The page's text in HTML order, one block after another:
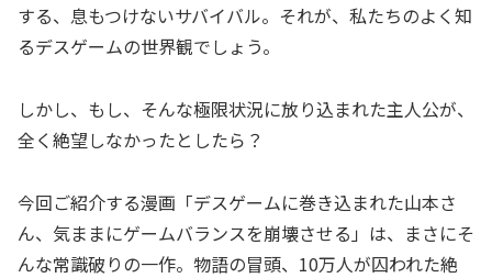
する、息もつけないサバイバル。それが、私たちのよく知
るデスゲームの世界観でしょう。
しかし、もし、そんな極限状況に放り込まれた主人公が、
全く絶望しなかったとしたら？
今回ご紹介する漫画「デスゲームに巻き込まれた山本さ
ん、気ままにゲームバランスを崩壊させる」は、まさにそ
んな常識破りの一作。物語の冒頭、10万人が囚われた絶